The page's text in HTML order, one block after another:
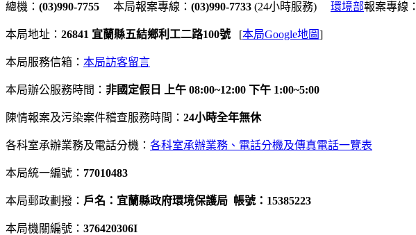
總機： (03)990-7755 本局報案專線： (03)990-7733 (24小時服務) 環境部報案專線：
本局地址： 26841 宜蘭縣五結鄉利工二路100號 [本局Google地圖]
本局服務信箱： 本局訪客留言
本局辦公服務時間： 非國定假日 上午 08:00~12:00 下午 1:00~5:00
陳情報案及污染案件稽查服務時間： 24小時全年無休
各科室承辦業務及電話分機： 各科室承辦業務、電話分機及傳真電話一覽表
本局統一編號： 77010483
本局郵政劃撥： 戶名：宜蘭縣政府環境保護局 帳號：15385223
本局機關編號： 376420306I